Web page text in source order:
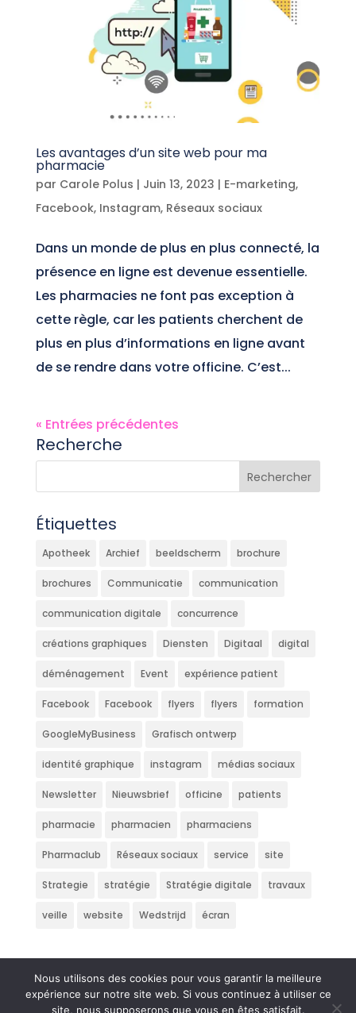
Les avantages d’un site web pour ma
pharmacie
par Carole Polus | Juin 13, 2023 | E-marketing,
Facebook, Instagram, Réseaux sociaux
Dans un monde de plus en plus connecté, la
présence en ligne est devenue essentielle.
Les pharmacies ne font pas exception à
cette règle, car les patients cherchent de
plus en plus d’informations en ligne avant
de se rendre dans votre officine. C’est...
« Entrées précédentes
Recherche
Étiquettes
Apotheek Archief beeldscherm brochure
brochures Communicatie communication
communication digitale concurrence
créations graphiques Diensten Digitaal digital
déménagement Event expérience patient
Facebook Facebook flyers flyers formation
GoogleMyBusiness Grafisch ontwerp
identité graphique instagram médias sociaux
Newsletter Nieuwsbrief officine patients
pharmacie pharmacien pharmaciens
Pharmaclub Réseaux sociaux service site
Strategie stratégie Stratégie digitale travaux
veille website Wedstrijd écran
Nous utilisons des cookies pour vous garantir la meilleure
expérience sur notre site web. Si vous continuez à utiliser ce
site, nous supposerons que vous en êtes satisfait.